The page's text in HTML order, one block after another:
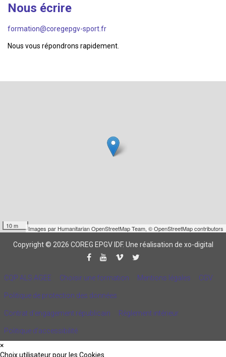
Nous écrire
formation@coregepgv-sport.fr
Nous vous répondrons rapidement.
10 m Images par Humanitarian OpenStreetMap Team, © OpenStreetMap contributors
Copyright © 2026 COREG EPGV IDF. Une réalisation de xo-digital
CQP ALS AGEE Choisir une formation Mentions légales CGV
Politique de protection des données
Contrat d'engagement républicain Règlement intérieur
Politique d’accessibilité
×
Choix utilisateur pour les Cookies